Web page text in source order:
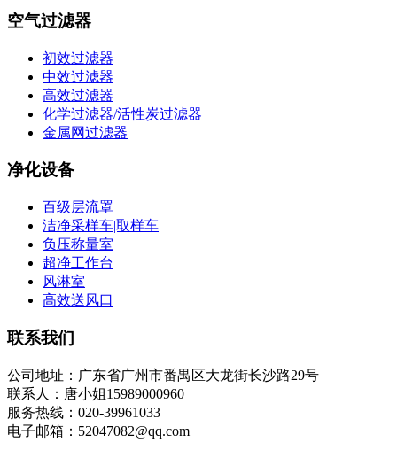
空气过滤器
初效过滤器
中效过滤器
高效过滤器
化学过滤器/活性炭过滤器
金属网过滤器
净化设备
百级层流罩
洁净采样车|取样车
负压称量室
超净工作台
风淋室
高效送风口
联系我们
公司地址：广东省广州市番禺区大龙街长沙路29号
联系人：唐小姐15989000960
服务热线：020-39961033
电子邮箱：52047082@qq.com